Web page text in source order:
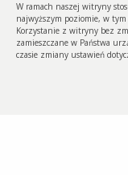
W ramach naszej witryny
najwyższym poziomie, w
Korzystanie z witryny bez
zamieszczane w Państwa
czasie zmiany ustawień